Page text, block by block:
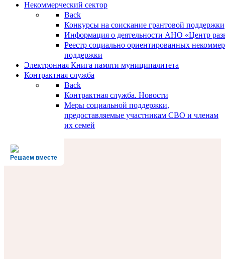
Некоммерческий сектор
Back
Конкурсы на соискание грантовой поддержки
Информация о деятельности АНО «Центр
Реестр социально ориентированных
поддержки
Электронная Книга памяти муниципалитета
Контрактная служба
Back
Контрактная служба. Новости
Меры социальной поддержки,
предоставляемые участникам СВО и членам
их семей
Решаем вместе